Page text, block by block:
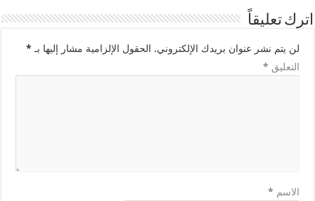
اترك تعليقاً
لن يتم نشر عنوان بريدك الإلكتروني. الحقول الإلزامية مشار إليها بـ *
التعليق *
الاسم *